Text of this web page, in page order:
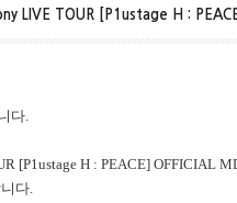
LIVE TOUR [P1ustage H :
다.
[P1ustage H : PEACE] OFFICIAL
다.